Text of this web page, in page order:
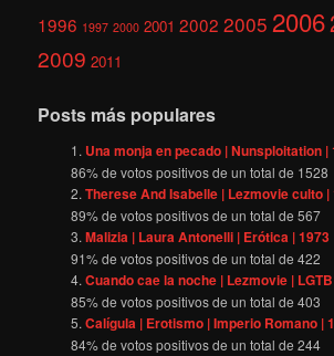
1996 1997 2000 2001 2002 2005 2006
2009 2011
Posts más populares
Una monja en pecado | Nunsploitation |
86% de votos positivos de un total de 1528
Therese And Isabelle | Lezmovie culto |
89% de votos positivos de un total de567
Malizia | Laura Antonelli | Erótica | 1973
91% de votos positivos de un total de422
Cuando cae la noche | Lezmovie |
85% de votos positivos de un total de403
Calígula | Erotismo | Imperio Romano |
84% de votos positivos de un total de244